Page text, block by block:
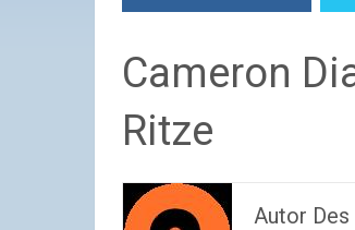
Cameron
Ritze
Autor